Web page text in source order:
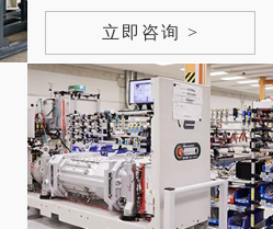
立即咨询 >